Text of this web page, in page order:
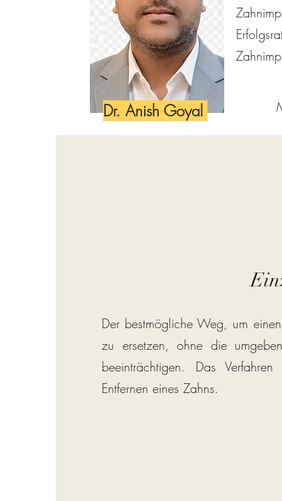
Dr. Anish Goyal
Der bestmögliche Weg, um
zu ersetzen, ohne die
beeinträchtigen. Das
Entfernen eines Zahns.